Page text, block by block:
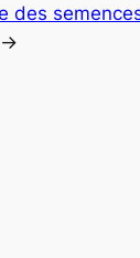
des
→